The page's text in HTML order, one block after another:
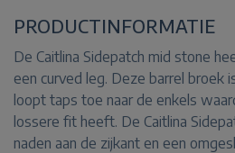
PRODUCTINFORMATIE
De Caitlina Sidepatch mid stone
een curved leg. Deze barrel broek
loopt taps toe naar de enkels
lossere fit heeft. De Caitlina
naden aan de zijkant en een